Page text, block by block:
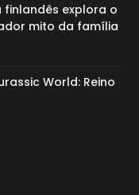
finlandês explora o
mito da família
World: Reino